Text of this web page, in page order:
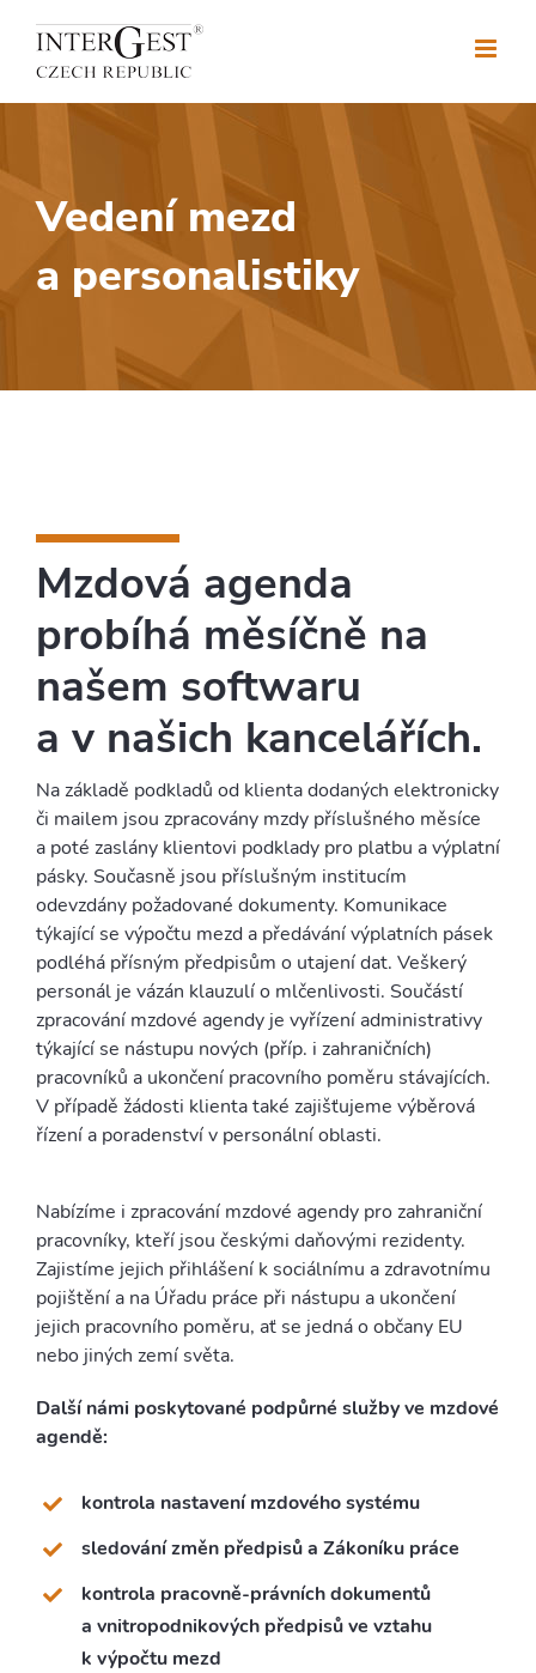
obsah
Vedení mezd
a personalistiky
Mzdová agenda
probíhá měsíčně na
našem softwaru
a v našich kancelářích.
Na základě podkladů od klienta dodaných elektronicky
či mailem jsou zpracovány mzdy příslušného měsíce
a poté zaslány klientovi podklady pro platbu a výplatní
pásky. Současně jsou příslušným institucím
odevzdány požadované dokumenty. Komunikace
týkající se výpočtu mezd a předávání výplatních pásek
podléhá přísným předpisům o utajení dat. Veškerý
personál je vázán klauzulí o mlčenlivosti. Součástí
zpracování mzdové agendy je vyřízení administrativy
týkající se nástupu nových (příp. i zahraničních)
pracovníků a ukončení pracovního poměru stávajících.
V případě žádosti klienta také zajišťujeme výběrová
řízení a poradenství v personální oblasti.
Nabízíme i zpracování mzdové agendy pro zahraniční
pracovníky, kteří jsou českými daňovými rezidenty.
Zajistíme jejich přihlášení k sociálnímu a zdravotnímu
pojištění a na Úřadu práce při nástupu a ukončení
jejich pracovního poměru, ať se jedná o občany EU
nebo jiných zemí světa.
Další námi poskytované podpůrné služby ve mzdové
agendě:
kontrola nastavení mzdového systému
sledování změn předpisů a Zákoníku práce
kontrola pracovně-právních dokumentů
a vnitropodnikových předpisů ve vztahu
k výpočtu mezd